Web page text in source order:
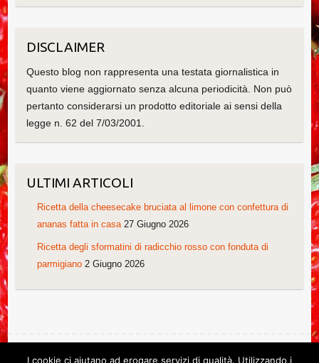
DISCLAIMER
Questo blog non rappresenta una testata giornalistica in
quanto viene aggiornato senza alcuna periodicità. Non può
pertanto considerarsi un prodotto editoriale ai sensi della
legge n. 62 del 7/03/2001.
ULTIMI ARTICOLI
Ricetta della cheesecake bruciata al limone con confettura di
ananas fatta in casa 27 Giugno 2026
Ricetta degli sformatini di radicchio rosso con fonduta di
parmigiano 2 Giugno 2026
I cookie ci aiutano ad erogare servizi di qualità. Utilizzando i